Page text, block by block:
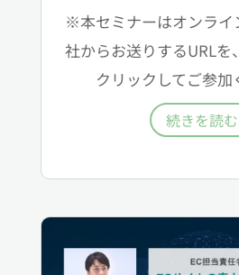
※本セミナーはオンライ
社からお送りするURLを
クリックしてご参加
続きを読む